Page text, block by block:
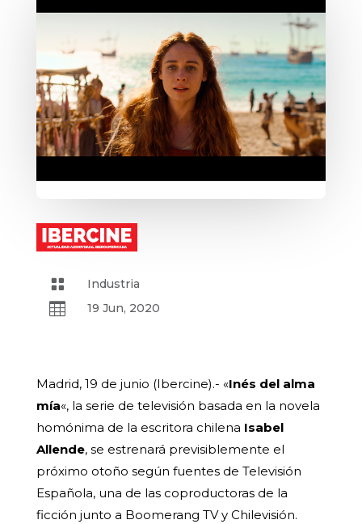
 Industria
 19 Jun, 2020
Madrid, 19 de junio (Ibercine).- «Inés del alma
mía«, la serie de televisión basada en la novela
homónima de la escritora chilena Isabel
Allende, se estrenará previsiblemente el
próximo otoño según fuentes de Televisión
Española, una de las coproductoras de la
ficción junto a Boomerang TV y Chilevisión.